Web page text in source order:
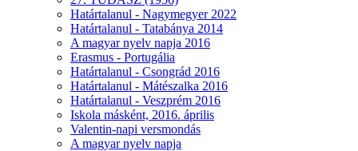
Határtalanul - Nagymegyer 2022
Határtalanul - Tatabánya 2014
A magyar nyelv napja 2016
Erasmus - Portugália
Határtalanul - Csongrád 2016
Határtalanul - Mátészalka 2016
Határtalanul - Veszprém 2016
Iskola másként, 2016. április
Valentin-napi versmondás
A magyar nyelv napja